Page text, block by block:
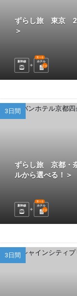
ずらし旅 東京 2
＞
新幹線 ホテル
選べる
2泊
3日間
ずらし旅 京都・
ルから選べる！＞
新幹線 ホテル
選べる
2泊
3日間